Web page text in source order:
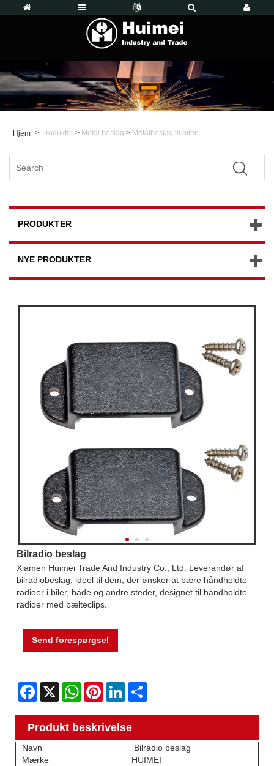
Hjem > Produkter > Metal beslag > Metalbeslag til biler
PRODUKTER
NYE PRODUKTER
Bilradio beslag
Xiamen Huimei Trade And Industry Co., Ltd. Leverandør af
bilradiobeslag, ideel til dem, der ønsker at bære håndholdte
radioer i biler, både og andre steder, designet til håndholdte
radioer med bælteclips.
Send forespørgsel
Facebook
X WhatsAppPinterestLinkedIn
Produkt beskrivelse
Navn
Bilradio beslag
Mærke
HUIMEI